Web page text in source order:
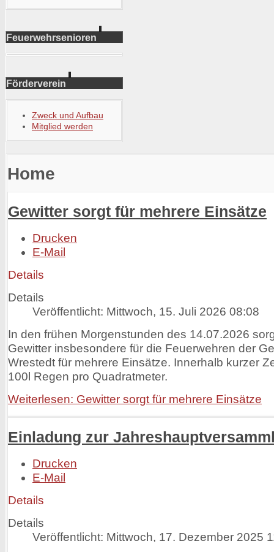
Feuerwehrsenioren
Förderverein
Zweck und Aufbau
Mitglied werden
Home
Gewitter sorgt für mehrere Einsätze
Drucken
E-Mail
Details
Details
Veröffentlicht: Mittwoch, 15. Juli 2026 08:08
In den frühen Morgenstunden des 14.07.2026
Gewitter insbesondere für die Feuerwehren der
Wrestedt für mehrere Einsätze. Innerhalb kurzer
100l Regen pro Quadratmeter.
Weiterlesen: Gewitter sorgt für mehrere Einsätze
Einladung zur
Drucken
E-Mail
Details
Details
Veröffentlicht: Mittwoch, 17. Dezember 2025